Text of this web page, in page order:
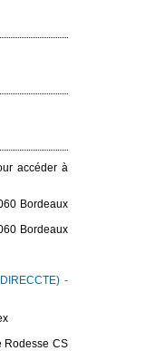
accéder à
Bordeaux
Bordeaux
-
Rodesse CS